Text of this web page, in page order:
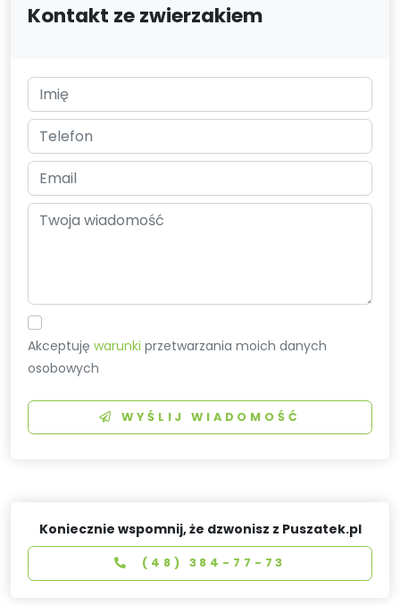
Kontakt ze zwierzakiem
Akceptujęwarunki przetwarzania moich danych
osobowych
WYŚLIJ WIADOMOŚĆ
Koniecznie wspomnij, że dzwonisz z Puszatek.pl
(48) 384-77-73